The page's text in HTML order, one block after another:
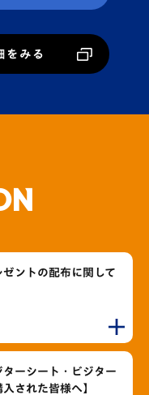
をみる
ゼントの配布に関して
ターシート・ビジター
された皆様へ】